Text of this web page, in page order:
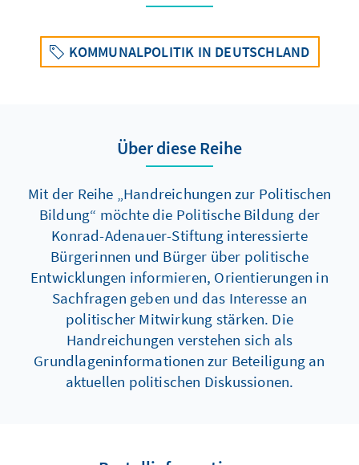
KOMMUNALPOLITIK IN DEUTSCHLAND
Über diese Reihe
Mit der Reihe „Handreichungen zur Politischen
Bildung“ möchte die Politische Bildung der
Konrad-Adenauer-Stiftung interessierte
Bürgerinnen und Bürger über politische
Entwicklungen informieren, Orientierungen in
Sachfragen geben und das Interesse an
politischer Mitwirkung stärken. Die
Handreichungen verstehen sich als
Grundlageninformationen zur Beteiligung an
aktuellen politischen Diskussionen.